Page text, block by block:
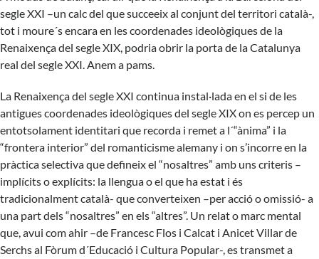
segle XXI –un calc del que succeeix al conjunt del territori català-,
tot i moure´s encara en les coordenades ideològiques de la
Renaixença del segle XIX, podria obrir la porta de la Catalunya
real del segle XXI. Anem a pams.
La Renaixença del segle XXI continua instal·lada en el si de les
antigues coordenades ideològiques del segle XIX on es percep un
entotsolament identitari que recorda i remet a l´“ànima” i la
“frontera interior” del romanticisme alemany i on s’incorre en la
pràctica selectiva que defineix el “nosaltres” amb uns criteris –
implícits o explícits: la llengua o el que ha estat i és
tradicionalment català- que converteixen –per acció o omissió- a
una part dels “nosaltres” en els “altres”. Un relat o marc mental
que, avui com ahir –de Francesc Flos i Calcat i Anicet Villar de
Serchs al Fòrum d´Educació i Cultura Popular-, es transmet a